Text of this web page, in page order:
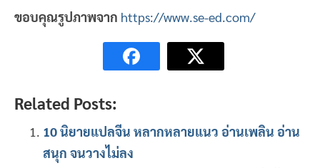
ขอบคุณรูปภาพจาก https://www.se-ed.com/
Related Posts:
10 นิยายแปลจีน หลากหลายแนว อ่านเพลิน อ่าน
สนุก จนวางไม่ลง